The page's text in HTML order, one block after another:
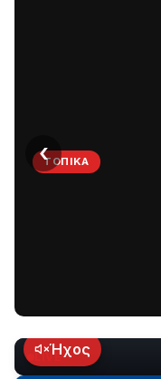
ΤΟΠΙΚΆ
Ναυπάκτου
εδώ
και
‹
LIVEΉχος